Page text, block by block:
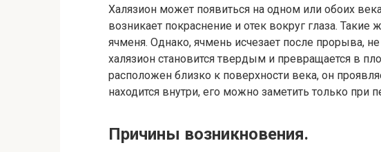
Халязион может появиться на одном или обоих
возникает покраснение и отек вокруг глаза.
ячменя. Однако, ячмень исчезает после прорыва, не
халязион становится твердым и превращается в
расположен близко к поверхности века, он
находится внутри, его можно заметить только при
Причины возникновения.